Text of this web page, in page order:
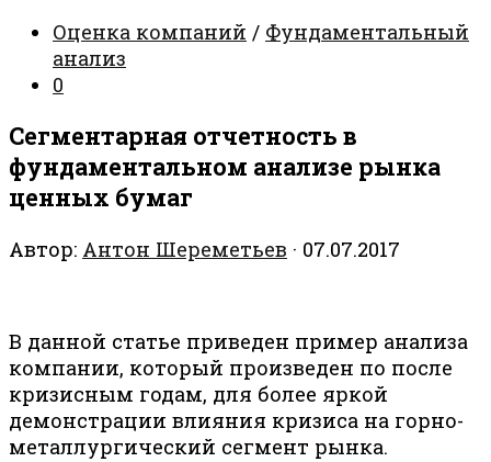
Оценка компаний / Фундаментальный
анализ
0
Сегментарная отчетность в
фундаментальном анализе рынка
ценных бумаг
Автор: Антон Шереметьев · 07.07.2017
В данной статье приведен пример анализа
компании, который произведен по после
кризисным годам, для более яркой
демонстрации влияния кризиса на горно-
металлургический сегмент рынка.